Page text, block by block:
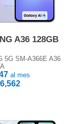
A36 128GB
5G SM-A366E A36
al mes